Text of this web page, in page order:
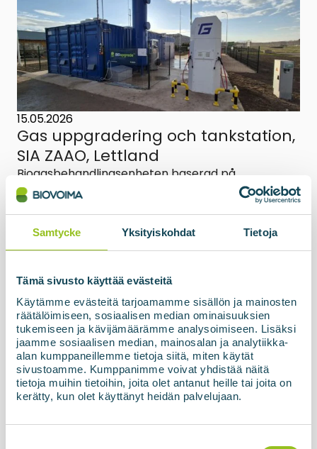
Samtycke Yksityiskohdat Tietoja
Tämä sivusto käyttää evästeitä
Käytämme evästeitä tarjoamamme sisällön ja mainosten
räätälöimiseen, sosiaalisen median ominaisuuksien
tukemiseen ja kävijämäärämme analysoimiseen. Lisäksi
jaamme sosiaalisen median, mainosalan ja analytiikka-
alan kumppaneillemme tietoja siitä, miten käytät
sivustoamme. Kumppanimme voivat yhdistää näitä
tietoja muihin tietoihin, joita olet antanut heille tai joita on
kerätty, kun olet käyttänyt heidän palvelujaan.
15.05.2026
Gas uppgradering och tankstation,
SIA ZAAO, Lettland
Biogasbehandlingsenheten baserad på
membranteknik, BIOupgrade, tillsammans med
tankstationen och högtryckslagret, har nu
officiellt tagits i drift och överlämnats till kunden i
Lettland. Den slutliga...
Läs mer om nyheterna